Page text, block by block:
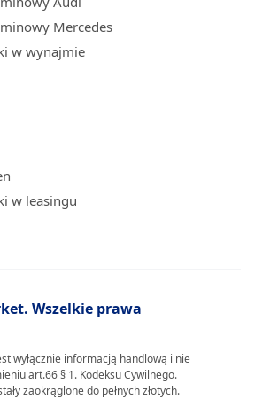
Mercedes
w wynajmie
w leasingu
Wszelkie prawa
wyłącznie informacją handlową i nie
art.66 § 1. Kodeksu Cywilnego.
zaokrąglone do pełnych złotych.